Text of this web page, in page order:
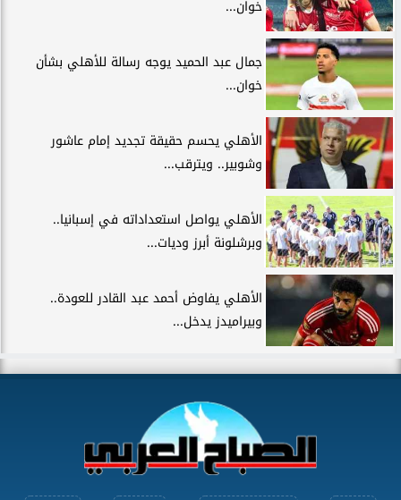
خوان...
جمال عبد الحميد يوجه رسالة للأهلي بشأن
خوان...
الأهلي يحسم حقيقة تجديد إمام عاشور
وشوبير.. ويترقب...
الأهلي يواصل استعداداته في إسبانيا..
وبرشلونة أبرز وديات...
الأهلي يفاوض أحمد عبد القادر للعودة..
وبيراميدز يدخل...